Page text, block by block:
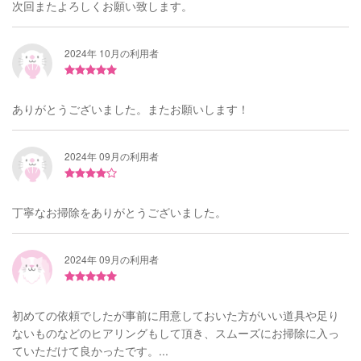
次回またよろしくお願い致します。
2024年 10月の利用者
ありがとうございました。またお願いします！
2024年 09月の利用者
丁寧なお掃除をありがとうございました。
2024年 09月の利用者
初めての依頼でしたが事前に用意しておいた方がいい道具や足り
ないものなどのヒアリングもして頂き、スムーズにお掃除に入っ
ていただけて良かったです。...